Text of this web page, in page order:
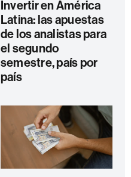
Invertir en América
Latina: las apuestas
de los analistas para
el segundo
semestre, país por
país